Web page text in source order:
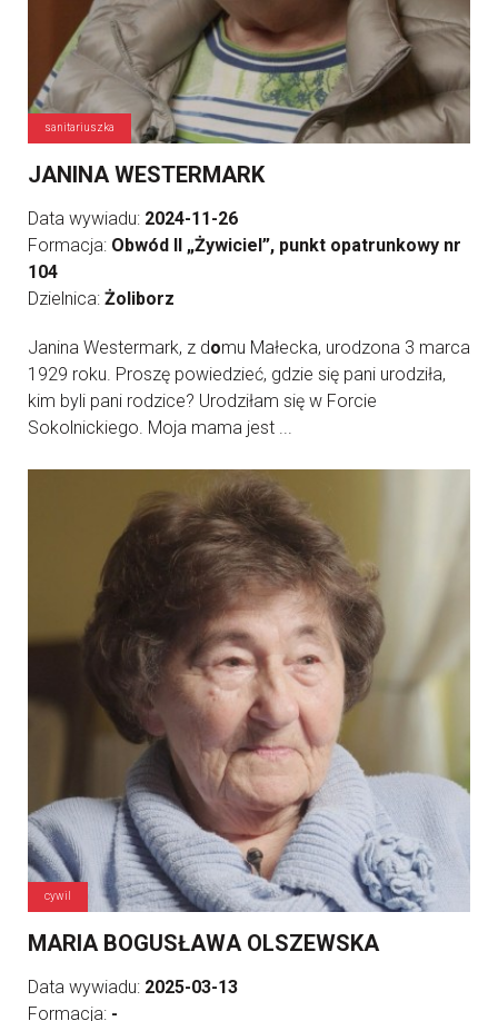
sanitariuszka
JANINA WESTERMARK
Data wywiadu: 2024-11-26
Formacja: Obwód II „Żywiciel”, punkt opatrunkowy nr
104
Dzielnica: Żoliborz
Janina Westermark, z domu Małecka, urodzona 3 marca
1929 roku. Proszę powiedzieć, gdzie się pani urodziła,
kim byli pani rodzice? Urodziłam się w Forcie
Sokolnickiego. Moja mama jest ...
cywil
MARIA BOGUSŁAWA OLSZEWSKA
Data wywiadu: 2025-03-13
Formacja: -